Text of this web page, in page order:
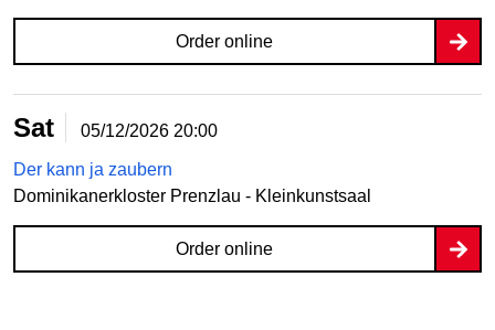
Order online
Sat 05/12/2026 20:00
Der kann ja zaubern
Dominikanerkloster Prenzlau - Kleinkunstsaal
Order online